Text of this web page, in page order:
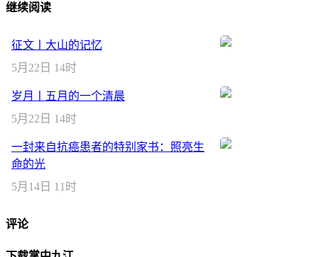
继续阅读
征文丨大山的记忆
5月22日 14时
岁月丨五月的一个清晨
5月22日 14时
一封来自抗癌患者的特别家书：照亮生
命的光
5月14日 11时
评论